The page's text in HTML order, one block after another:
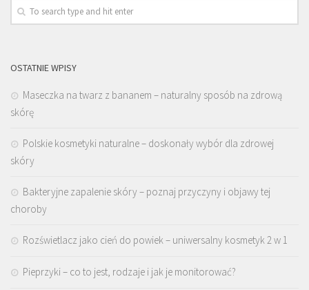
OSTATNIE WPISY
Maseczka na twarz z bananem – naturalny sposób na zdrową
skórę
Polskie kosmetyki naturalne – doskonały wybór dla zdrowej
skóry
Bakteryjne zapalenie skóry – poznaj przyczyny i objawy tej
choroby
Rozświetlacz jako cień do powiek – uniwersalny kosmetyk 2 w 1
Pieprzyki – co to jest, rodzaje i jak je monitorować?